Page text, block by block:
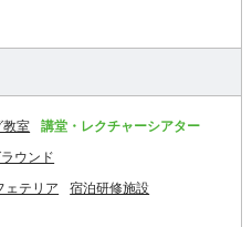
教室
講堂・レクチャーシアター
ウンド
ェテリア
宿泊研修施設